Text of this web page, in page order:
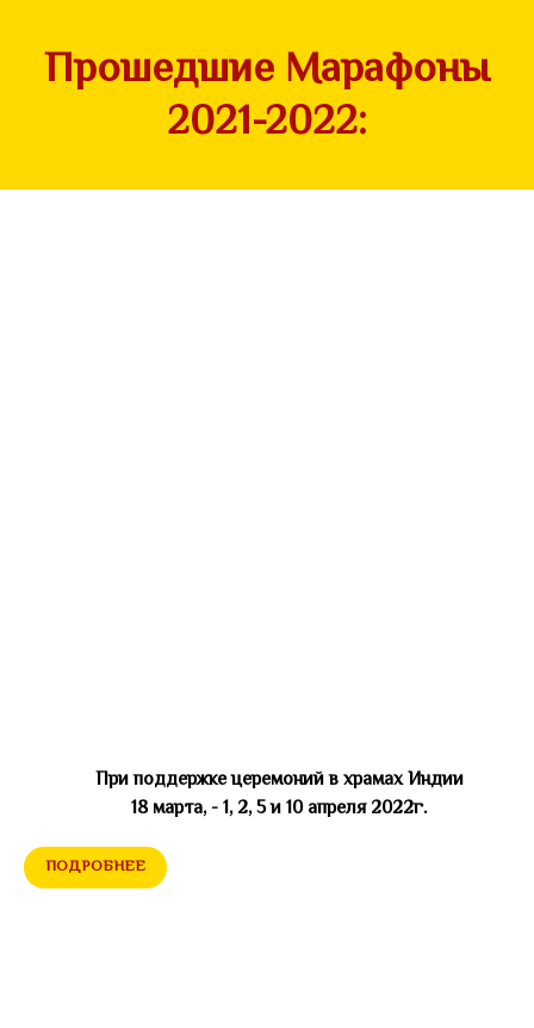
Прошедшие Марафоны
2021-2022:
При поддержке церемоний в храмах Индии
18 марта, - 1, 2, 5 и 10 апреля 2022г.
ПОДРОБНЕЕ